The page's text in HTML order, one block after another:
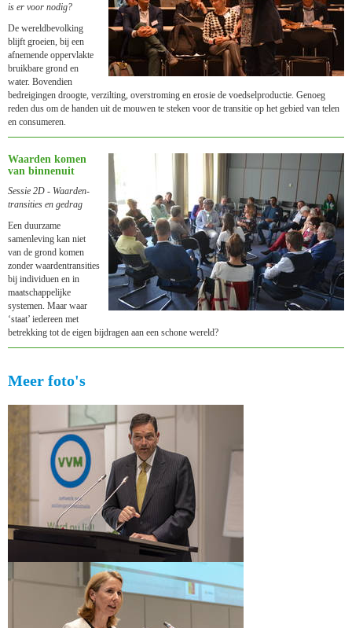
is er voor nodig?
De wereldbevolking
blijft groeien, bij een
afnemende oppervlakte
bruikbare grond en
water. Bovendien
bedreigingen droogte, verzilting, overstroming en erosie de voedselproductie. Genoeg
reden dus om de handen uit de mouwen te steken voor de transitie op het gebied van telen
en consumeren.
Waarden komen
van binnenuit
Sessie 2D - Waarden­
transities en gedrag
Een duurzame
samenleving kan niet
van de grond komen
zonder waardentransities
bij individuen en in
maatschappelijke
systemen. Maar waar
‘staat’ iedereen met
betrekking tot de eigen bijdragen aan een schone wereld?
Meer foto's